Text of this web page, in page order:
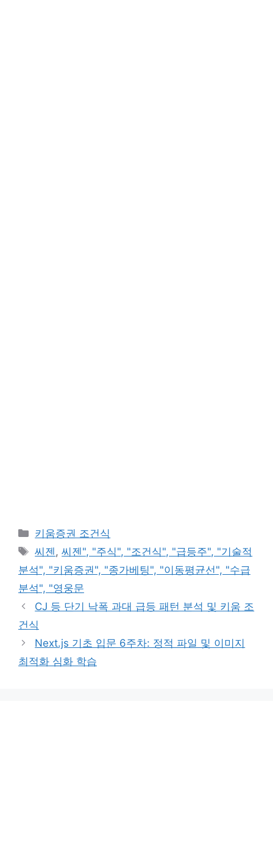
카
테
고
리
키움증권 조건식
태
그
씨젠 ,씨젠", "주식", "조건식", "급등주", "기술적
분석", "키움증권", "종가베팅", "이동평균선", "수급
분석", "영웅문
CJ 등 단기 낙폭 과대 급등 패턴 분석 및 키움 조
건식
Next.js 기초 입문 6주차: 정적 파일 및 이미지
최적화 심화 학습